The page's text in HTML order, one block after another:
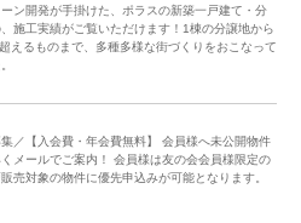
ン開発が手掛けた、ポラスの新築一戸建て・分
施工実績がご覧いただけます！1棟の分譲地から
えるものまで、多種多様な街づくりをおこなって
／【入会費・年会費無料】 会員様へ未公開物件
メールでご案内！ 会員様は友の会会員様限定の
売対象の物件に優先申込みが可能となります。